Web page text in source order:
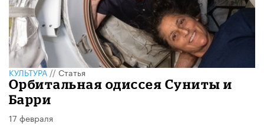
КУЛЬТУРА//Статья
Орбитальная одиссея Суниты и
Барри
17 февраля